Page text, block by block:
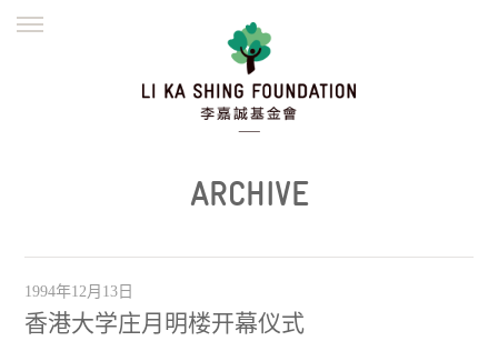
繁體
ARCHIVE
1994年12月13日
香港大学庄月明楼开幕仪式